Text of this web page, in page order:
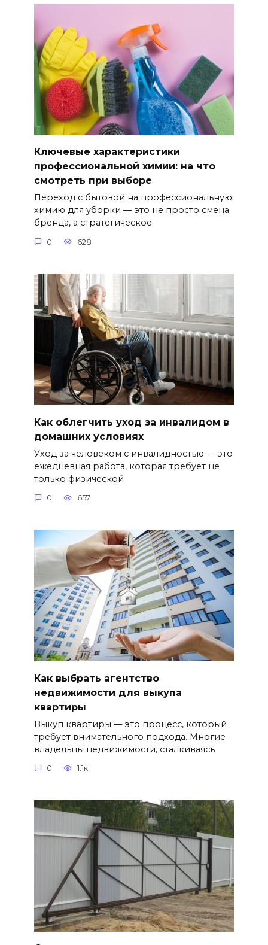
Ключевые характеристики
профессиональной химии: на что
смотреть при выборе
Переход с бытовой на профессиональную
химию для уборки — это не просто смена
бренда, а стратегическое
0 628
Как облегчить уход за инвалидом в
домашних условиях
Уход за человеком с инвалидностью — это
ежедневная работа, которая требует не
только физической
0 657
Как выбрать агентство
недвижимости для выкупа
квартиры
Выкуп квартиры — это процесс, который
требует внимательного подхода. Многие
владельцы недвижимости, сталкиваясь
0 1.1к.